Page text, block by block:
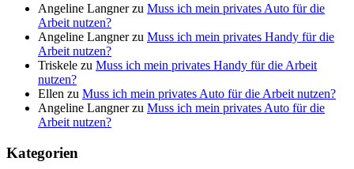
Angeline Langnerzu Muss ich mein privates Auto für die
Arbeit nutzen?
Angeline Langnerzu Muss ich mein privates Handy für die
Arbeit nutzen?
Triskele zu Muss ich mein privates Handy für die Arbeit
nutzen?
Ellen zu Muss ich mein privates Auto für die Arbeit nutzen?
Angeline Langnerzu Muss ich mein privates Auto für die
Arbeit nutzen?
Kategorien